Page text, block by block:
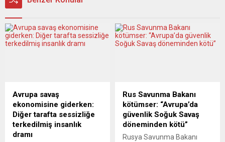
Avrupa savaş
ekonomisine giderken:
Diğer tarafta sessizliğe
terkedilmiş insanlık
dramı
Rus Savunma Bakanı
kötümser: “Avrupa’da
güvenlik Soğuk Savaş
döneminden kötü”
Rusya Savunma Bakanı